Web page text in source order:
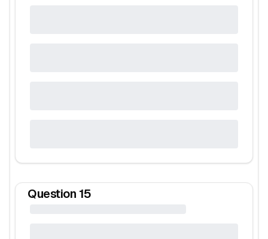
Question 15